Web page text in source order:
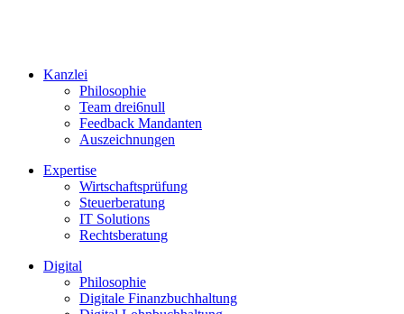
Kanzlei
Philosophie
Team drei6null
Feedback Mandanten
Auszeichnungen
Expertise
Wirtschaftsprüfung
Steuerberatung
IT Solutions
Rechtsberatung
Digital
Philosophie
Digitale Finanzbuchhaltung